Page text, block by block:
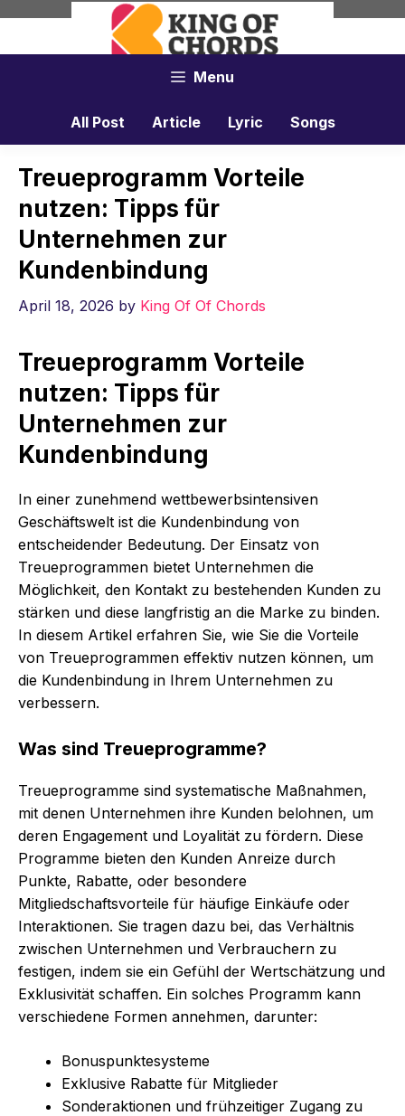
content
Menu
All Post Article Lyric Songs
Treueprogramm Vorteile
nutzen: Tipps für
Unternehmen zur
Kundenbindung
April 18, 2026 by King Of Of Chords
Treueprogramm Vorteile
nutzen: Tipps für
Unternehmen zur
Kundenbindung
In einer zunehmend wettbewerbsintensiven
Geschäftswelt ist die Kundenbindung von
entscheidender Bedeutung. Der Einsatz von
Treueprogrammen bietet Unternehmen die
Möglichkeit, den Kontakt zu bestehenden Kunden zu
stärken und diese langfristig an die Marke zu binden.
In diesem Artikel erfahren Sie, wie Sie die Vorteile
von Treueprogrammen effektiv nutzen können, um
die Kundenbindung in Ihrem Unternehmen zu
verbessern.
Was sind Treueprogramme?
Treueprogramme sind systematische Maßnahmen,
mit denen Unternehmen ihre Kunden belohnen, um
deren Engagement und Loyalität zu fördern. Diese
Programme bieten den Kunden Anreize durch
Punkte, Rabatte, oder besondere
Mitgliedschaftsvorteile für häufige Einkäufe oder
Interaktionen. Sie tragen dazu bei, das Verhältnis
zwischen Unternehmen und Verbrauchern zu
festigen, indem sie ein Gefühl der Wertschätzung und
Exklusivität schaffen. Ein solches Programm kann
verschiedene Formen annehmen, darunter:
Bonuspunktesysteme
Exklusive Rabatte für Mitglieder
Sonderaktionen und frühzeitiger Zugang zu